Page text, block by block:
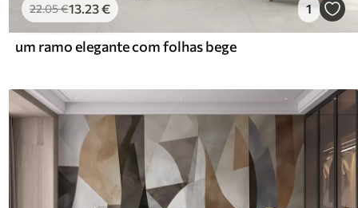
22.05€13.23€ 1
um ramo elegante com folhas bege